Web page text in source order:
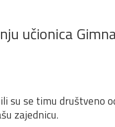
učionica
su se timu društveno
zajednicu.